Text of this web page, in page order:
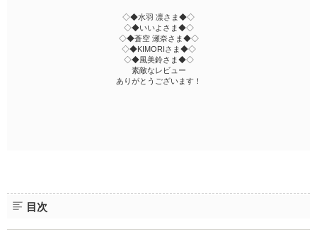
◇◆水羽 凛さま◆◇
◇◆いいよさま◆◇
◇◆蒼空 瀬奈さま◆◇
◇◆KIMORIさま◆◇
◇◆風美鈴さま◆◇
素敵なレビュー
ありがとうございます！
目次